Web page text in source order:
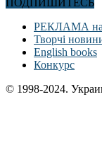
ПОДПИШИТЕСЬ
РЕКЛАМА на
Творчі
English books
Конкурс
© 1998-2024.